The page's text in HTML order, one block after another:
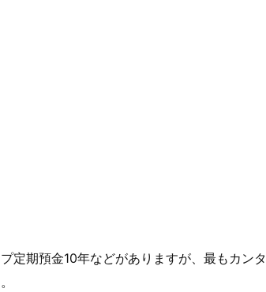
定期預金10年などがありますが、最もカンタ